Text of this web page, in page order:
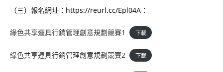
（三）報名網址：https://reurl.cc/Epl04A：
綠色共享運具行銷管理創意規劃競賽1 下載
綠色共享運具行銷管理創意規劃競賽2 下載